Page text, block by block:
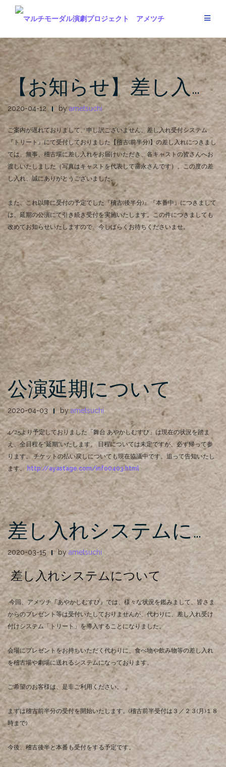
【お知らせ】差し入…
2020-04-12 byametsuchi
ご案内が遅れておりまして、申し訳ございません。 差し入れ受付システム
『トリート』にて受付しておりました【稽古(前半分)】の差し入れにつきまし
ては、無事、稽古場に差し入れをお届けいただき、各キャストの皆さんへお
渡しいたしました（写真はキャストを代表して富永さんです）。 この度の差
し入れ、誠にありがとうございました。
また、これ以降に受付の予定でした『稽古(後半分)』『本番中』につきまして
は、延期の公演にて引き続き受付を実施いたします。 この件につきましても
改めてお知らせいたしますので、今しばらくお待ちくださいませ。
公演延期について
2020-04-03 byametsuchi
4/25より予定しておりました「舞台 あやかしむすび」は現在の状況を踏ま
え、全日程を”延期”いたします。 日程については未定ですが、必ず帰って参
ります。 チケットの払い戻しについても現在協議中です。追って告知いたし
ます。 http://ayastage.com/info0403.html
差し入れシステムに…
2020-03-15 by ametsuchi
差し入れシステムについて
今回、アメツチ『あやかしむすび』では、様々な状況を鑑みまして、皆さま
からのプレゼント等は受付いたしておりませんが、代わりに、差し入れ受け
付けシステム「トリート」を導入することになりました。
会場にプレゼントをお持ちいただく代わりに、食べ物や飲み物等の差し入れ
を稽古場や劇場に送れるシステムになっております。
ご希望のお客様は、是非ご利用ください。
まずは稽古前半分の受付を開始いたします。(稽古前半受付は３／２３(月)１８
時まで)
今後、稽古後半と本番も受付をする予定です。